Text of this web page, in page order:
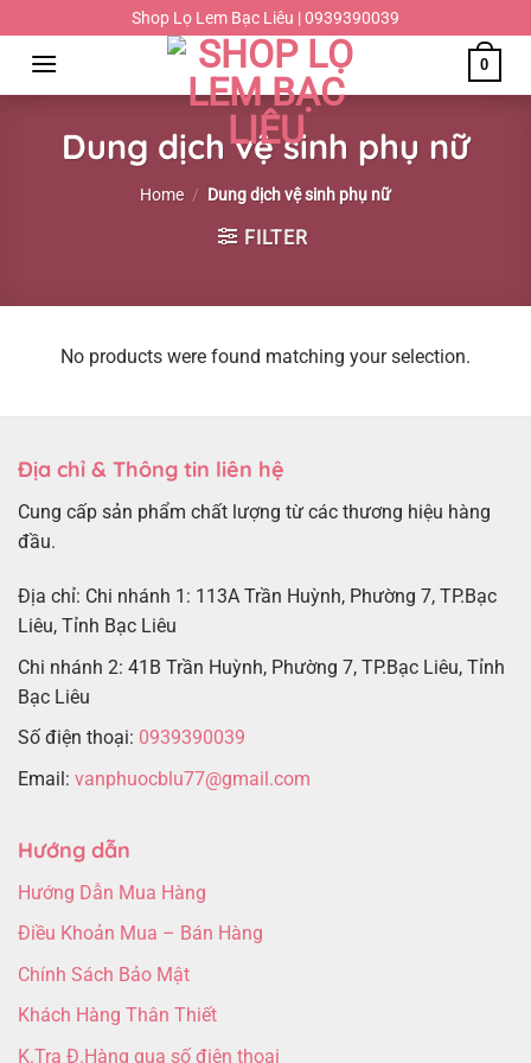
đến
dung
Shop Lọ Lem Bạc Liêu | 0939390039
0
Dung dịch vệ sinh phụ nữ
Home / Dung dịch vệ sinh phụ nữ
FILTER
No products were found matching your selection.
Địa chỉ & Thông tin liên hệ
Cung cấp sản phẩm chất lượng từ các thương hiệu hàng
đầu.
Địa chỉ: Chi nhánh 1: 113A Trần Huỳnh, Phường 7, TP.Bạc
Liêu, Tỉnh Bạc Liêu
Chi nhánh 2: 41B Trần Huỳnh, Phường 7, TP.Bạc Liêu, Tỉnh
Bạc Liêu
Số điện thoại: 0939390039
Email: vanphuocblu77@gmail.com
Hướng dẫn
Hướng Dẫn Mua Hàng
Điều Khoản Mua – Bán Hàng
Chính Sách Bảo Mật
Khách Hàng Thân Thiết
K.Tra Đ.Hàng qua số điện thoại